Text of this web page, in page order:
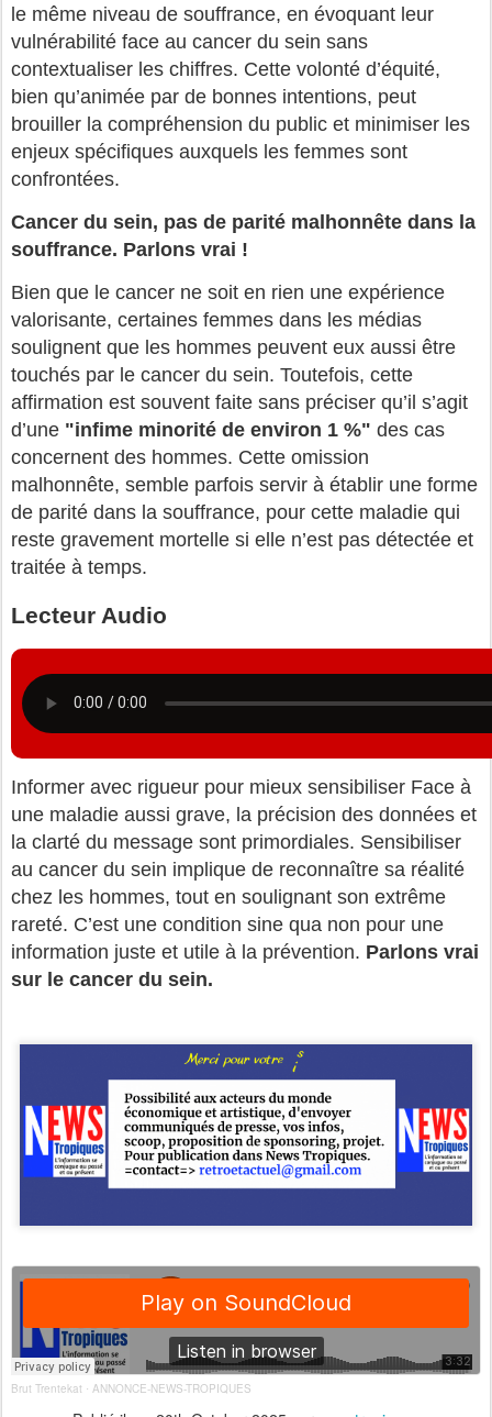
le même niveau de souffrance, en évoquant leur
vulnérabilité face au cancer du sein sans
contextualiser les chiffres. Cette volonté d’équité,
bien qu’animée par de bonnes intentions, peut
brouiller la compréhension du public et minimiser les
enjeux spécifiques auxquels les femmes sont
confrontées.
Cancer du sein, pas de parité malhonnête dans la
souffrance. Parlons vrai !
Bien que le cancer ne soit en rien une expérience
valorisante, certaines femmes dans les médias
soulignent que les hommes peuvent eux aussi être
touchés par le cancer du sein. Toutefois, cette
affirmation est souvent faite sans préciser qu’il s’agit
d’une "infime minorité de environ 1 %" des cas
concernent des hommes. Cette omission
malhonnête, semble parfois servir à établir une forme
de parité dans la souffrance, pour cette maladie qui
reste gravement mortelle si elle n’est pas détectée et
traitée à temps.
Lecteur Audio
Informer avec rigueur pour mieux sensibiliser Face à
une maladie aussi grave, la précision des données et
la clarté du message sont primordiales. Sensibiliser
au cancer du sein implique de reconnaître sa réalité
chez les hommes, tout en soulignant son extrême
rareté. C’est une condition sine qua non pour une
information juste et utile à la prévention. Parlons vrai
sur le cancer du sein.
Brut Trentekat · ANNONCE-NEWS-TROPIQUES